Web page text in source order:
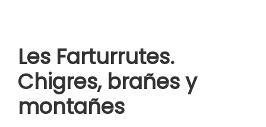
Les Farturrutes.
Chigres, brañes y
montañes